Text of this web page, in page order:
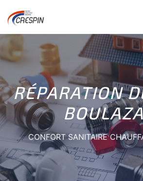
RÉPARATION
CONFORT SANITAIRE